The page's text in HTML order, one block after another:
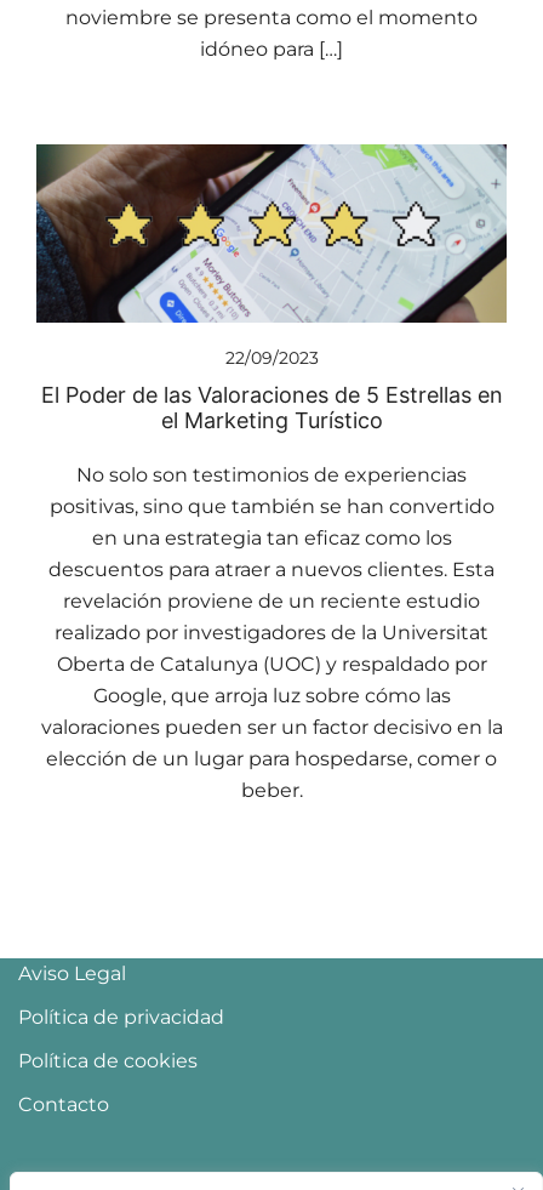
noviembre se presenta como el momento
idóneo para […]
22/09/2023
El Poder de las Valoraciones de 5 Estrellas en
el Marketing Turístico
No solo son testimonios de experiencias
positivas, sino que también se han convertido
en una estrategia tan eficaz como los
descuentos para atraer a nuevos clientes. Esta
revelación proviene de un reciente estudio
realizado por investigadores de la Universitat
Oberta de Catalunya (UOC) y respaldado por
Google, que arroja luz sobre cómo las
valoraciones pueden ser un factor decisivo en la
elección de un lugar para hospedarse, comer o
beber.
Aviso Legal
Política de privacidad
Política de cookies
Contacto